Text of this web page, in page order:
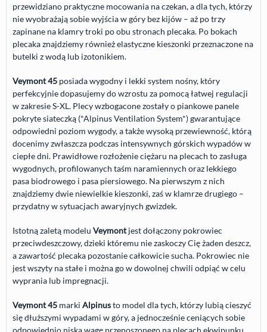
przewidziano praktyczne mocowania na czekan, a dla tych, którzy
nie wyobrażają sobie wyjścia w góry bez kijów – aż po trzy
zapinane na klamry troki po obu stronach plecaka. Po bokach
plecaka znajdziemy również elastyczne kieszonki przeznaczone na
butelki z wodą lub izotonikiem.
Veymont 45 posiada wygodny i lekki system nośny, który
perfekcyjnie dopasujemy do wzrostu za pomocą łatwej regulacji
w zakresieS-XL. Plecy wzbogacone zostały o piankowe panele
pokryte siateczką (*Alpinus Ventilation System*) gwarantujące
odpowiedni poziom wygody, a także wysoką przewiewność, którą
docenimy zwłaszcza podczas intensywnych górskich wypadów w
ciepłe dni. Prawidłowe rozłożenie ciężaru na plecach to zasługa
wygodnych, profilowanych taśm naramiennych oraz lekkiego
pasa biodrowego i pasa piersiowego. Na pierwszym z nich
znajdziemy dwie niewielkie kieszonki, zaś w klamrze drugiego –
przydatny w sytuacjach awaryjnych gwizdek.
Istotną zaletą modelu Veymontjest dołączony pokrowiec
przeciwdeszczowy, dzieki któremu nie zaskoczy Cię żaden deszcz,
a zawartość plecaka pozostanie całkowicie sucha. Pokrowiec nie
jest wszyty na stałe i można go w dowolnej chwili odpiąć w celu
wyprania lub impregnacji.
Veymont 45 marki Alpinusto model dla tych, którzy lubią cieszyć
się dłuższymi wypadami w góry, a jednocześnie ceniących sobie
odpowiednio niską wagę przenoszonego na plecach ekwipunku.